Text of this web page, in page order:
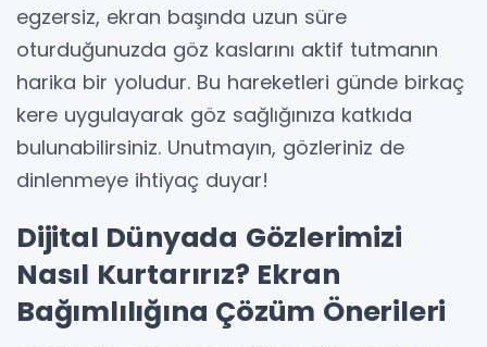
egzersiz, ekran başında uzun süre
oturduğunuzda göz kaslarını aktif tutmanın
harika bir yoludur. Bu hareketleri günde birkaç
kere uygulayarak göz sağlığınıza katkıda
bulunabilirsiniz. Unutmayın, gözleriniz de
dinlenmeye ihtiyaç duyar!
Dijital Dünyada Gözlerimizi
Nasıl Kurtarırız? Ekran
Bağımlılığına Çözüm Önerileri